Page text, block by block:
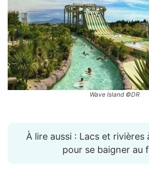
Wave Island ©DR
À lire aussi : Lacs et rivières
pour se baigner au